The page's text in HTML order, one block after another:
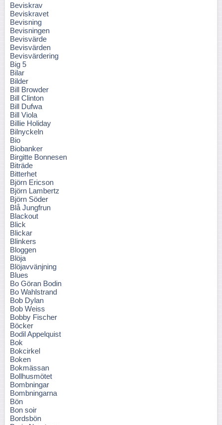
Beviskrav
Beviskravet
Bevisning
Bevisningen
Bevisvärde
Bevisvärden
Bevisvärdering
Big 5
Bilar
Bilder
Bill Browder
Bill Clinton
Bill Dufwa
Bill Viola
Billie Holiday
Bilnyckeln
Bio
Biobanker
Birgitte Bonnesen
Biträde
Bitterhet
Björn Ericson
Björn Lambertz
Björn Söder
Blå Jungfrun
Blackout
Blick
Blickar
Blinkers
Bloggen
Blöja
Blöjavvänjning
Blues
Bo Göran Bodin
Bo Wahlstrand
Bob Dylan
Bob Weiss
Bobby Fischer
Böcker
Bodil Appelquist
Bok
Bokcirkel
Boken
Bokmässan
Bollhusmötet
Bombningar
Bombningarna
Bön
Bon soir
Bordsbön